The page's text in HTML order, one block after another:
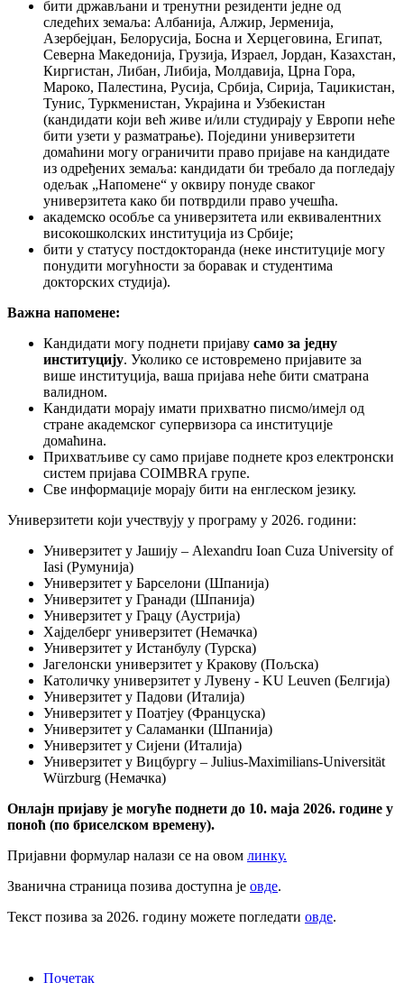
бити држављани и тренутни резиденти једне од
следећих земаља: Албанија, Алжир, Јерменија,
Азербејџан, Белорусија, Босна и Херцеговина, Египат,
Северна Македонија, Грузија, Израел, Јордан, Казахстан,
Киргистан, Либан, Либија, Молдавија, Црна Гора,
Мароко, Палестина, Русија, Србија, Сирија, Таџикистан,
Тунис, Туркменистан, Украјина и Узбекистан
(кандидати који већ живе и/или студирају у Европи неће
бити узети у разматрање). Поједини универзитети
домаћини могу ограничити право пријаве на кандидате
из одређених земаља: кандидати би требало да погледају
одељак „Напомене“ у оквиру понуде сваког
универзитета како би потврдили право учешћа.
академско особље са универзитета или еквивалентних
високошколских институција из Србије;
бити у статусу постдокторанда (неке институције могу
понудити могућности за боравак и студентима
докторских студија).
Важна напомене:
Кандидати могу поднети пријаву само за једну
институцију. Уколико се истовремено пријавите за
више институција, ваша пријава неће бити сматрана
валидном.
Кандидати морају имати прихватно писмо/имејл од
стране академског супервизора са институције
домаћина.
Прихватљиве су само пријаве поднете кроз електронски
систем пријава COIMBRA групе.
Све информације морају бити на енглеском језику.
Универзитети који учествују у програму у 2026. години:
Универзитет у Јашију – Alexandru Ioan Cuza University of
Iasi (Румунија)
Универзитет у Барселони (Шпанија)
Универзитет у Гранади (Шпанија)
Универзитет у Грацу (Аустрија)
Хајделберг универзитет (Немачка)
Универзитет у Истанбулу (Турска)
Јагелонски универзитет у Кракову (Пољска)
Католичку универзитет у Лувену - KU Leuven (Белгија)
Универзитет у Падови (Италија)
Универзитет у Поатјеу (Француска)
Универзитет у Саламанки (Шпанија)
Универзитет у Сијени (Италија)
Универзитет у Вицбургу – Julius-Maximilians-Universität
Würzburg (Немачка)
Онлајн пријаву је могуће поднети до 10. маја 2026. године у
поноћ (по бриселском времену).
Пријавни формулар налази се на овом линку.
Званична страница позива доступна је овде.
Текст позива за 2026. годину можете погледати овде.
Почетак